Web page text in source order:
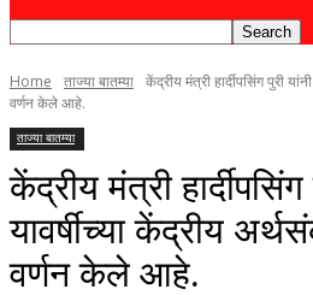
Home ताज्या बातम्या केंद्रीय मंत्री हार्दीपसिंग पुरी
वर्णन केले आहे.
ताज्या बातम्या
केंद्रीय मंत्री हार्दीपसिंग
यावर्षीच्या केंद्रीय
वर्णन केले आहे.